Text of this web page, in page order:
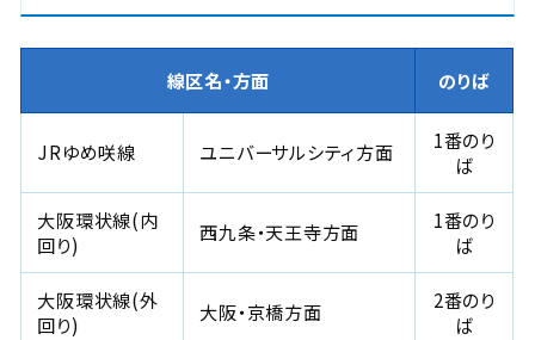
線区名・方面 のりば
JRゆめ咲線 ユニバーサルシティ方面
1番のり
ば
大阪環状線(内
回り)
西九条・天王寺方面
1番のり
ば
大阪環状線(外
回り)
大阪・京橋方面
2番のり
ば